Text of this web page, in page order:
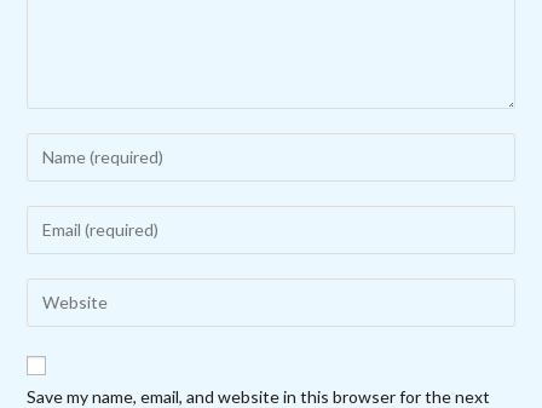
Enter
your
name
to
comment
Enter
your
email
address
comment
Enter
your
website
Save my name, email, and website in this browser for the next